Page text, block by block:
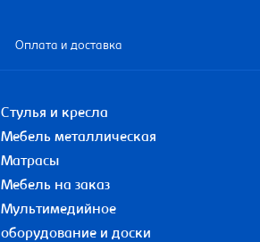
Оплата и доставка
Стулья и кресла
Мебель металлическая
Матрасы
Мебель на заказ
Мультимедийное
оборудование и доски